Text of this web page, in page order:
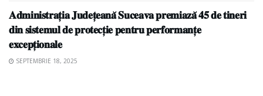
𝐀𝐝𝐦𝐢𝐧𝐢𝐬𝐭𝐫𝐚𝐭̦𝐢𝐚 𝐉𝐮𝐝𝐞𝐭̦𝐞𝐚𝐧𝐚̆ 𝐒𝐮𝐜𝐞𝐚𝐯𝐚 𝐩𝐫𝐞𝐦𝐢𝐚𝐳𝐚̆ 𝟒𝟓 𝐝𝐞 𝐭𝐢𝐧𝐞𝐫𝐢
𝐝𝐢𝐧 𝐬𝐢𝐬𝐭𝐞𝐦𝐮𝐥 𝐝𝐞 𝐩𝐫𝐨𝐭𝐞𝐜𝐭̦𝐢𝐞 𝐩𝐞𝐧𝐭𝐫𝐮 𝐩𝐞𝐫𝐟𝐨𝐫𝐦𝐚𝐧𝐭̦𝐞
𝐞𝐱𝐜𝐞𝐩𝐭̦𝐢𝐨𝐧𝐚𝐥𝐞
SEPTEMBRIE 18, 2025